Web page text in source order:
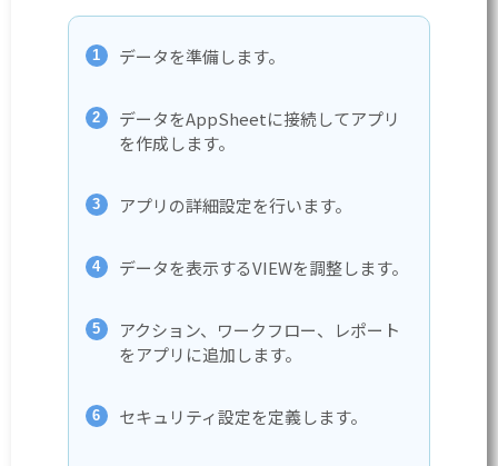
データを準備します。
データをAppSheetに接続してアプリ
を作成します。
アプリの詳細設定を行います。
データを表示するVIEWを調整します。
アクション、ワークフロー、レポート
をアプリに追加します。
セキュリティ設定を定義します。